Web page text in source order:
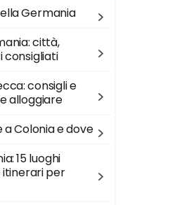
Germania
città,
consigliati
consigli e
alloggiare
a Colonia e dove
15 luoghi
itinerari per